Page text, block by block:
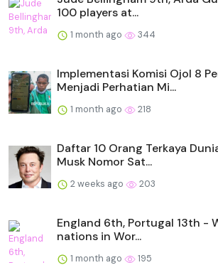
100 players at...
1 month ago 344
Implementasi Komisi Ojol 8
Menjadi Perhatian Mi...
1 month ago 218
Daftar 10 Orang Terkaya
Musk Nomor Sat...
2 weeks ago 203
England 6th, Portugal 13th -
nations in Wor...
1 month ago 195